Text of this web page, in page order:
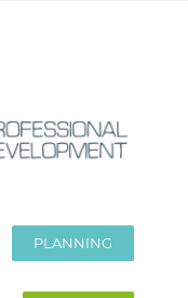
PLANNING